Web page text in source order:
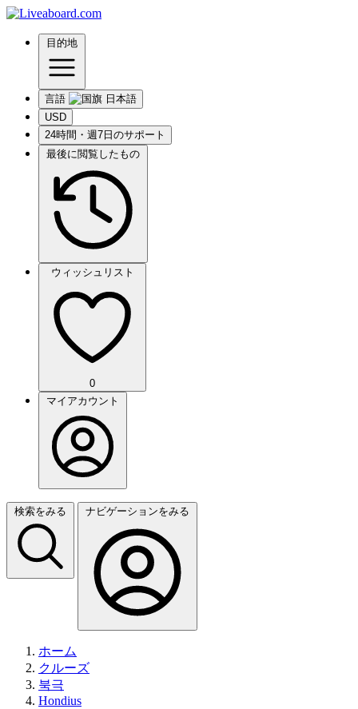
目的地
言語
USD
24時間・週7日のサポート
最後に閲覧したもの
ウィッシュリスト
0
マイアカウント
検索をみる ナビゲーションをみる
ホーム
クルーズ
북극
Hondius